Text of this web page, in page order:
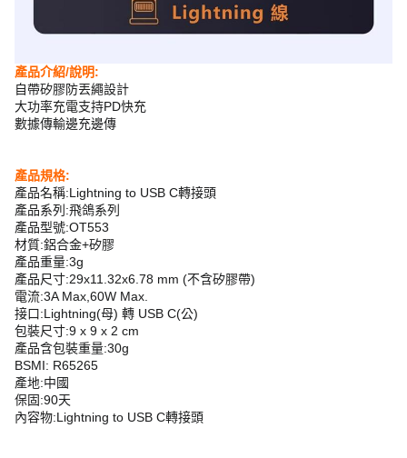
產品介紹/說明:
自帶矽膠防丟繩設計
大功率充電支持PD快充
數據傳輸邊充邊傳
產品規格:
產品名稱:Lightning to USB C轉接頭
產品系列:飛鴿系列
產品型號:OT553
材質:鋁合金+矽膠
產品重量:3g
產品尺寸:29x11.32x6.78 mm (不含矽膠帶)
電流:3A Max,60W Max.
接口:Lightning(母) 轉 USB C(公)
包裝尺寸:9 x 9 x 2 cm
產品含包裝重量:30g
BSMI: R65265
產地:中國
保固:90天
內容物:Lightning to USB C轉接頭